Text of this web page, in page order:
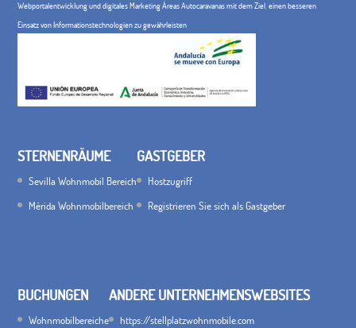
Webportalentwicklung und digitales Marketing Áreas Autocaravanas mit dem Ziel, einen besseren
Einsatz von Informationstechnologien zu gewährleisten
STERNENRÄUME
Sevilla Wohnmobil Bereich
Mérida Wohnmobilbereich
GASTGEBER
Hostzugriff
Registrieren Sie sich als Gastgeber
BUCHUNGEN
Wohnmobilbereiche
ANDERE UNTERNEHMENSWEBSITES
https://stellplatzwohnmobile.com